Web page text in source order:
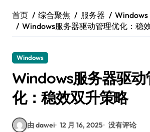
首页 综合聚焦 服务器
Windows
Windows服务器驱动管理优化：稳
Windows
Windows服务器驱动
化：稳效双升策略
由 dawei 12 月 16, 2025 没有评论